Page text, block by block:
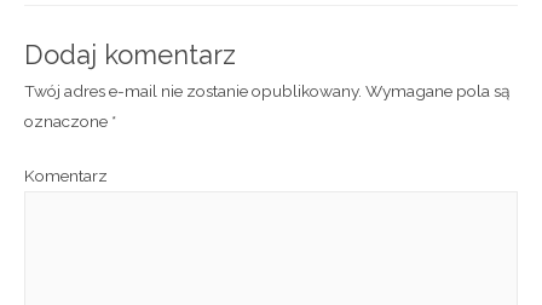
Dodaj komentarz
Twój adres e-mail nie zostanie opublikowany. Wymagane pola są
oznaczone *
Komentarz